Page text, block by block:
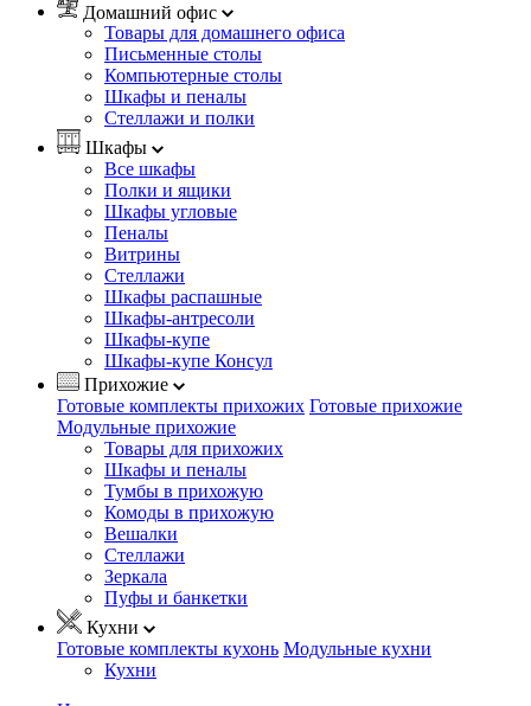
Домашний офис
Товары для домашнего офиса
Письменные столы
Компьютерные столы
Шкафы и пеналы
Стеллажи и полки
Шкафы
Все шкафы
Полки и ящики
Шкафы угловые
Пеналы
Витрины
Стеллажи
Шкафы распашные
Шкафы-антресоли
Шкафы-купе
Шкафы-купе Консул
Прихожие
Готовые комплекты прихожих Готовые прихожие
Модульные прихожие
Товары для прихожих
Шкафы и пеналы
Тумбы в прихожую
Комоды в прихожую
Вешалки
Стеллажи
Зеркала
Пуфы и банкетки
Кухни
Готовые комплекты кухонь Модульные кухни
Кухни